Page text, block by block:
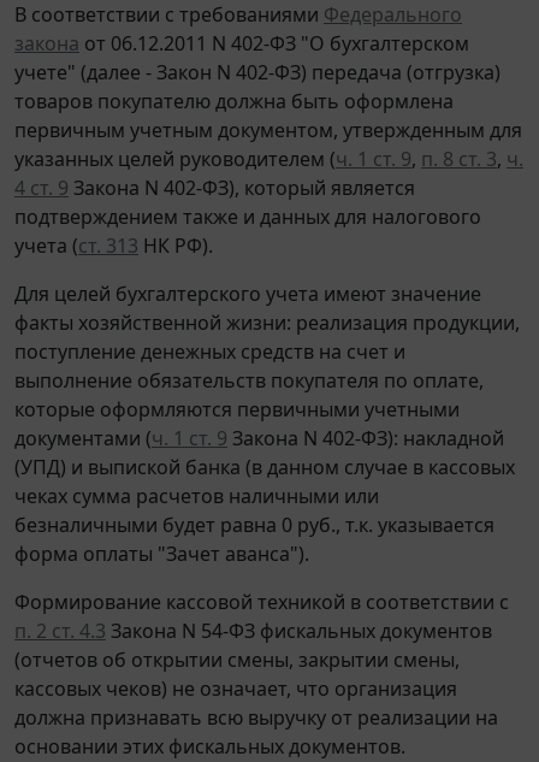
В соответствии с требованиями Федерального
закона от 06.12.2011 N 402-ФЗ "О бухгалтерском
учете" (далее - Закон N 402-ФЗ) передача (отгрузка)
товаров покупателю должна быть оформлена
первичным учетным документом, утвержденным для
указанных целей руководителем (ч. 1 ст. 9, п. 8 ст. 3, ч.
4 ст. 9 Закона N 402-ФЗ), который является
подтверждением также и данных для налогового
учета (ст. 313 НК РФ).
Для целей бухгалтерского учета имеют значение
факты хозяйственной жизни: реализация продукции,
поступление денежных средств на счет и
выполнение обязательств покупателя по оплате,
которые оформляются первичными учетными
документами (ч. 1 ст. 9 Закона N 402-ФЗ): накладной
(УПД) и выпиской банка (в данном случае в кассовых
чеках сумма расчетов наличными или
безналичными будет равна 0 руб., т.к. указывается
форма оплаты "Зачет аванса").
Формирование кассовой техникой в соответствии с
п. 2 ст. 4.3 Закона N 54-ФЗ фискальных документов
(отчетов об открытии смены, закрытии смены,
кассовых чеков) не означает, что организация
должна признавать всю выручку от реализации на
основании этих фискальных документов.